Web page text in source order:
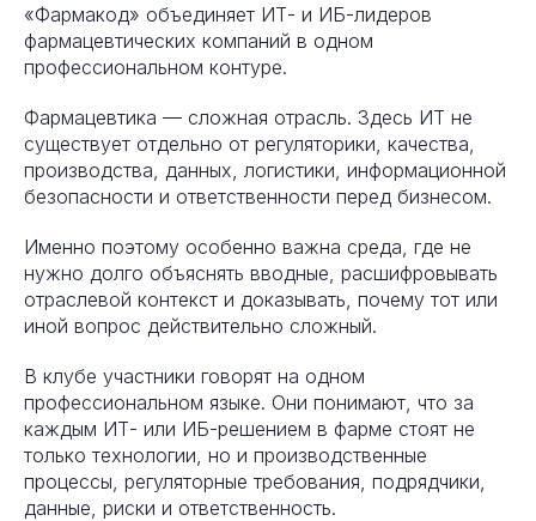
«Фармакод» объединяет ИТ- и ИБ-лидеров
фармацевтических компаний в одном
профессиональном контуре.
Фармацевтика — сложная отрасль. Здесь ИТ не
существует отдельно от регуляторики, качества,
производства, данных, логистики, информационной
безопасности и ответственности перед бизнесом.
Именно поэтому особенно важна среда, где не
нужно долго объяснять вводные, расшифровывать
отраслевой контекст и доказывать, почему тот или
иной вопрос действительно сложный.
В клубе участники говорят на одном
профессиональном языке. Они понимают, что за
каждым ИТ- или ИБ-решением в фарме стоят не
только технологии, но и производственные
процессы, регуляторные требования, подрядчики,
данные, риски и ответственность.